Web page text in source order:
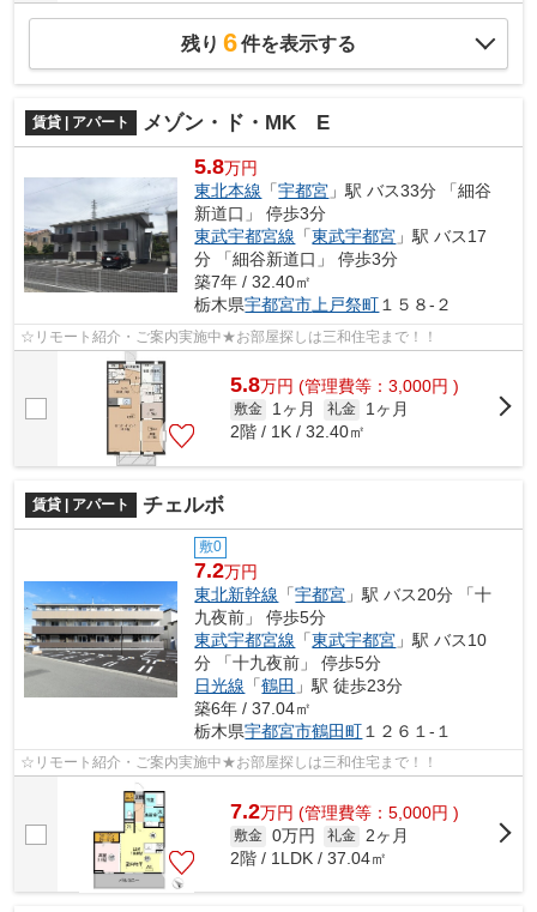
残り 6件を表示する
賃貸 | アパート メゾン・ド・MK E
5.8万円
東北本線 「宇都宮 」駅 バス33分 「細谷
新道口」 停歩3分
東武宇都宮線 「東武宇都宮 」駅 バス17
分 「細谷新道口」 停歩3分
築7年 / 32.40㎡
栃木県宇都宮市 上戸祭町 １５８-２
☆リモート紹介・ご案内実施中★お部屋探しは三和住宅まで！！
5.8万円 (管理費等：3,000円 )
敷金 1ヶ月 礼金
1ヶ月
2階 / 1K / 32.40㎡
賃貸 | アパート チェルボ
敷0
7.2万円
東北新幹線 「宇都宮 」駅 バス20分 「十
九夜前」 停歩5分
東武宇都宮線 「東武宇都宮 」駅 バス10
分 「十九夜前」 停歩5分
日光線 「鶴田 」駅 徒歩23分
築6年 / 37.04㎡
栃木県宇都宮市鶴田町 １２６１-１
☆リモート紹介・ご案内実施中★お部屋探しは三和住宅まで！！
7.2万円 (管理費等：5,000円 )
敷金 0万円 礼金
2ヶ月
2階 / 1LDK / 37.04㎡